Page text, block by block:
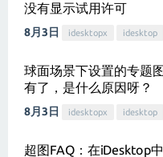
没有显示试用许可
8月3日 idesktopx idesktop
球面场景下设置的专题
有了，是什么原因呀？
8月3日 idesktopx idesktop
超图FAQ：在iDesktop